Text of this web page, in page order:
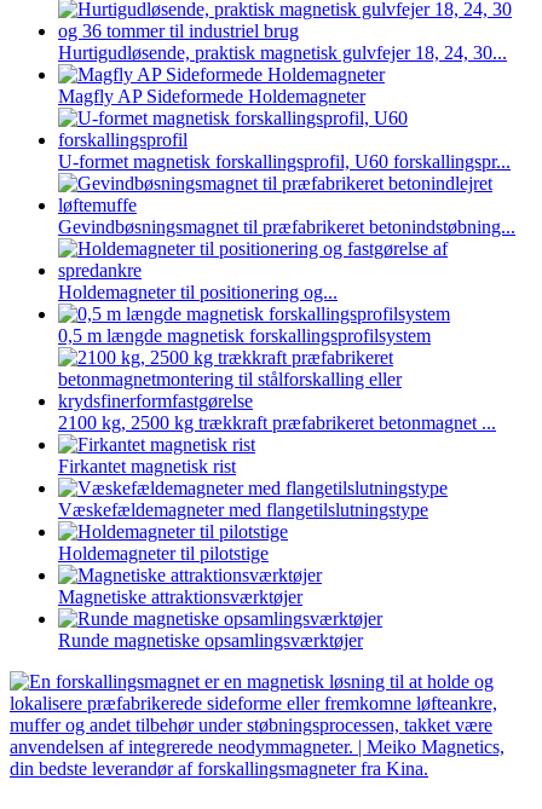
Hurtigudløsende, praktisk magnetisk gulvfejer 18, 24, 30...
Magfly AP Sideformede Holdemagneter
U-formet magnetisk forskallingsprofil, U60 forskallingspr...
Gevindbøsningsmagnet til præfabrikeret betonindstøbning...
Holdemagneter til positionering og...
0,5 m længde magnetisk forskallingsprofilsystem
2100 kg, 2500 kg trækkraft præfabrikeret betonmagnet ...
Firkantet magnetisk rist
Væskefældemagneter med flangetilslutningstype
Holdemagneter til pilotstige
Magnetiske attraktionsværktøjer
Runde magnetiske opsamlingsværktøjer